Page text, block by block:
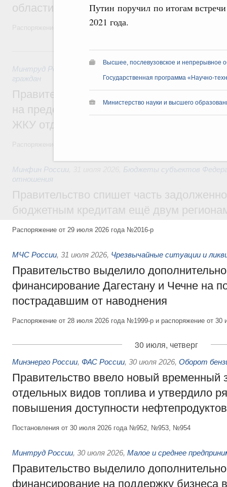
Путин поручил по итогам
2021 года.
Высшее, послевузовское и непрерывное
Государственная программа «Научно-
Министерство науки и высшего
области в рамках федерального
Распоряжение от 3 августа 2026 года №2067-р
31 июля, пятница
Минтруд России
граждан
Правительство направит регионам
на предоставление мер социальной
ЖКУ отдельным категориям граждан
Минфин России
Бюджеты субъектов
отношения
Правительство спишет часть
бюджетным кредитам ещё двум
Распоряжение от 29 июля 2026 года №2016-р
МЧС России, 31 июля 2026, Чрезвычайные ситуации и
Правительство выделило
финансирование Дагестану и Чечне на
пострадавшим от наводнения
Распоряжение от 28 июля 2026 года №1999-р и распоряжение от
30 июля, четверг
Минэнерго России, ФАС России, 30 июля 2026, Оборот
Правительство ввело новый временный
отдельных видов топлива и утвердило
повышения доступности нефтепродуктов
Постановления от 30 июля 2026 года №952, №953, №954
Минтруд России, 30 июля 2026, Малое и среднее
Правительство выделило
финансирование на поддержку бизнеса